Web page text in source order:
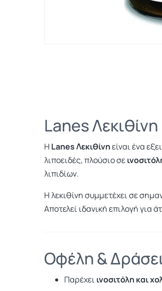
Lanes Λεκιθίνη
Η Lanes Λεκιθίνηείναι ένα
λιποειδές, πλούσιο σε
λιπιδίων.
Η λεκιθίνη συμμετέχει σε
Αποτελεί ιδανική επιλογή για
Οφέλη &
Παρέχει ινοσιτόλη και